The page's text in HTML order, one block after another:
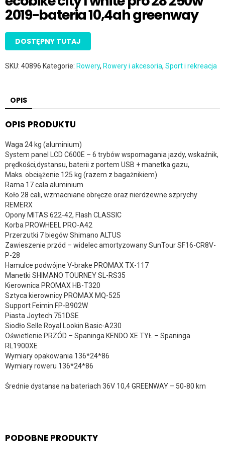
2019-bateria 10,4ah greenway
DOSTĘPNY TUTAJ
SKU: 40896 Kategorie: Rowery, Rowery i akcesoria, Sport i rekreacja
OPIS
OPIS PRODUKTU
Waga 24 kg (aluminium)
System panel LCD C600E – 6 trybów wspomagania jazdy, wskaźnik,
prędkości,dystansu, baterii z portem USB + manetka gazu,
Maks. obciążenie 125 kg (razem z bagażnikiem)
Rama 17 cala aluminium
Koło 28 cali, wzmacniane obręcze oraz nierdzewne szprychy
REMERX
Opony MITAS 622-42, Flash CLASSIC
Korba PROWHEEL PRO-A42
Przerzutki 7 biegów Shimano ALTUS
Zawieszenie przód – widelec amortyzowany SunTour SF16-CR8V-
P-28
Hamulce podwójne V-brake PROMAX TX-117
Manetki SHIMANO TOURNEY SL-RS35
Kierownica PROMAX HB-T320
Sztyca kierownicy PROMAX MQ-525
Support Feimin FP-B902W
Piasta Joytech 751DSE
Siodło Selle Royal Lookin Basic-A230
Oświetlenie PRZÓD – Spaninga KENDO XE TYŁ – Spaninga
RL1900XE
Wymiary opakowania 136*24*86
Wymiary roweru 136*24*86
Średnie dystanse na bateriach 36V 10,4 GREENWAY – 50-80 km
PODOBNE PRODUKTY